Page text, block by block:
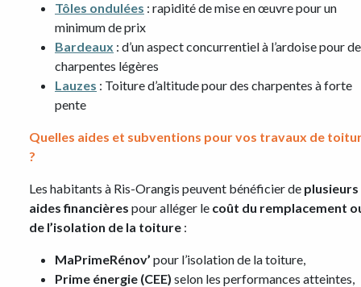
Tôles ondulées : rapidité de mise en œuvre pour un
minimum de prix
Bardeaux : d’un aspect concurrentiel à l’ardoise pour
charpentes légères
Lauzes : Toiture d’altitude pour des charpentes à forte
pente
Quelles aides et subventions pour vos travaux de
?
Les habitants à Ris-Orangis peuvent bénéficier de plusieurs
aides financières pour alléger le coût du remplacement
de l’isolation de la toiture :
MaPrimeRénov’ pour l’isolation de la toiture,
Prime énergie (CEE) selon les performances atteintes,